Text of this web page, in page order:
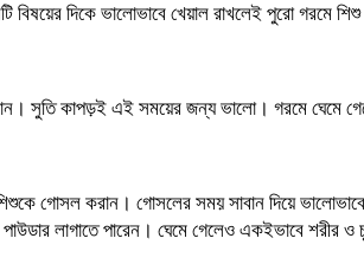
বিষয়ের দিকে ভালোভাবে খেয়াল রাখলেই পুরো গরমে
সুতি কাপড়ই এই সময়ের জন্য ভালো। গরমে ঘেমে
শিশুকে গোসল করান। গোসলের সময় সাবান দিয়ে
লাগাতে পারেন। ঘেমে গেলেও একইভাবে শরীর